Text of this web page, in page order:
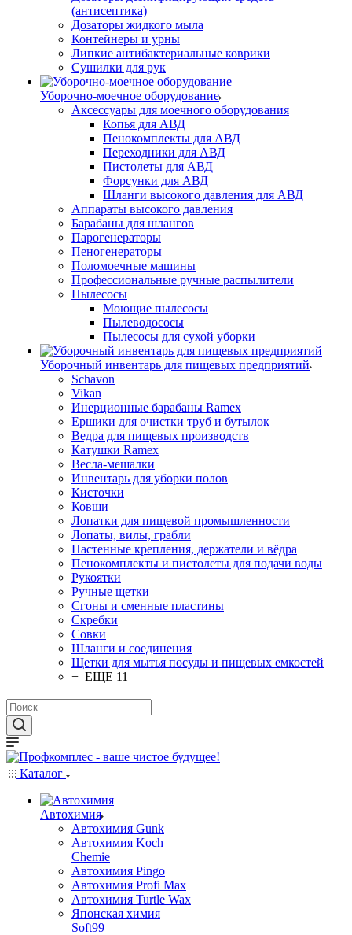
(антисептика)
Дозаторы жидкого мыла
Контейнеры и урны
Липкие антибактериальные коврики
Сушилки для рук
Уборочно-моечное оборудование
Аксессуары для моечного оборудования
Копья для АВД
Пенокомплекты для АВД
Переходники для АВД
Пистолеты для АВД
Форсунки для АВД
Шланги высокого давления для АВД
Аппараты высокого давления
Барабаны для шлангов
Парогенераторы
Пеногенераторы
Поломоечные машины
Профессиональные ручные распылители
Пылесосы
Моющие пылесосы
Пылеводососы
Пылесосы для сухой уборки
Уборочный инвентарь для пищевых предприятий
Schavon
Vikan
Инерционные барабаны Ramex
Ершики для очистки труб и бутылок
Ведра для пищевых производств
Катушки Ramex
Весла-мешалки
Инвентарь для уборки полов
Кисточки
Ковши
Лопатки для пищевой промышленности
Лопаты, вилы, грабли
Настенные крепления, держатели и вёдра
Пенокомплекты и пистолеты для подачи воды
Рукоятки
Ручные щетки
Сгоны и сменные пластины
Скребки
Совки
Шланги и соединения
Щетки для мытья посуды и пищевых емкостей
+ ЕЩЕ 11
Каталог
Автохимия
Автохимия Gunk
Автохимия Koch
Chemie
Автохимия Pingo
Автохимия Profi Max
Автохимия Turtle Wax
Японская химия
Soft99